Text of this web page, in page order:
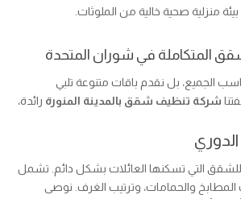
منزلية صحية خالية من الملوثات.
المتكاملة في شوران المتحدة
الجميع، بل نقدم باقات متنوعة تلبي
شركة تنظيف شقق بالمدينة المنورة رائدة،
التي تسكنها العائلات بشكل دائم. تشمل
والحمامات، وترتيب الغرف. نوصى